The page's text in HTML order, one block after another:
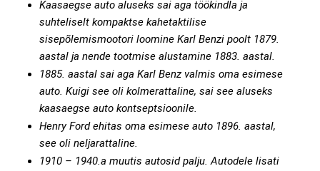
Kaasaegse auto aluseks sai aga töökindla ja
suhteliselt kompaktse kahetaktilise
sisepõlemismootori loomine Karl Benzi poolt 1879.
aastal ja nende tootmise alustamine 1883. aastal.
1885. aastal sai aga Karl Benz valmis oma esimese
auto. Kuigi see oli kolmerattaline, sai see aluseks
kaasaegse auto kontseptsioonile.
Henry Ford ehitas oma esimese auto 1896. aastal,
see oli neljarattaline.
1910 – 1940.a muutis autosid palju. Autodele lisati